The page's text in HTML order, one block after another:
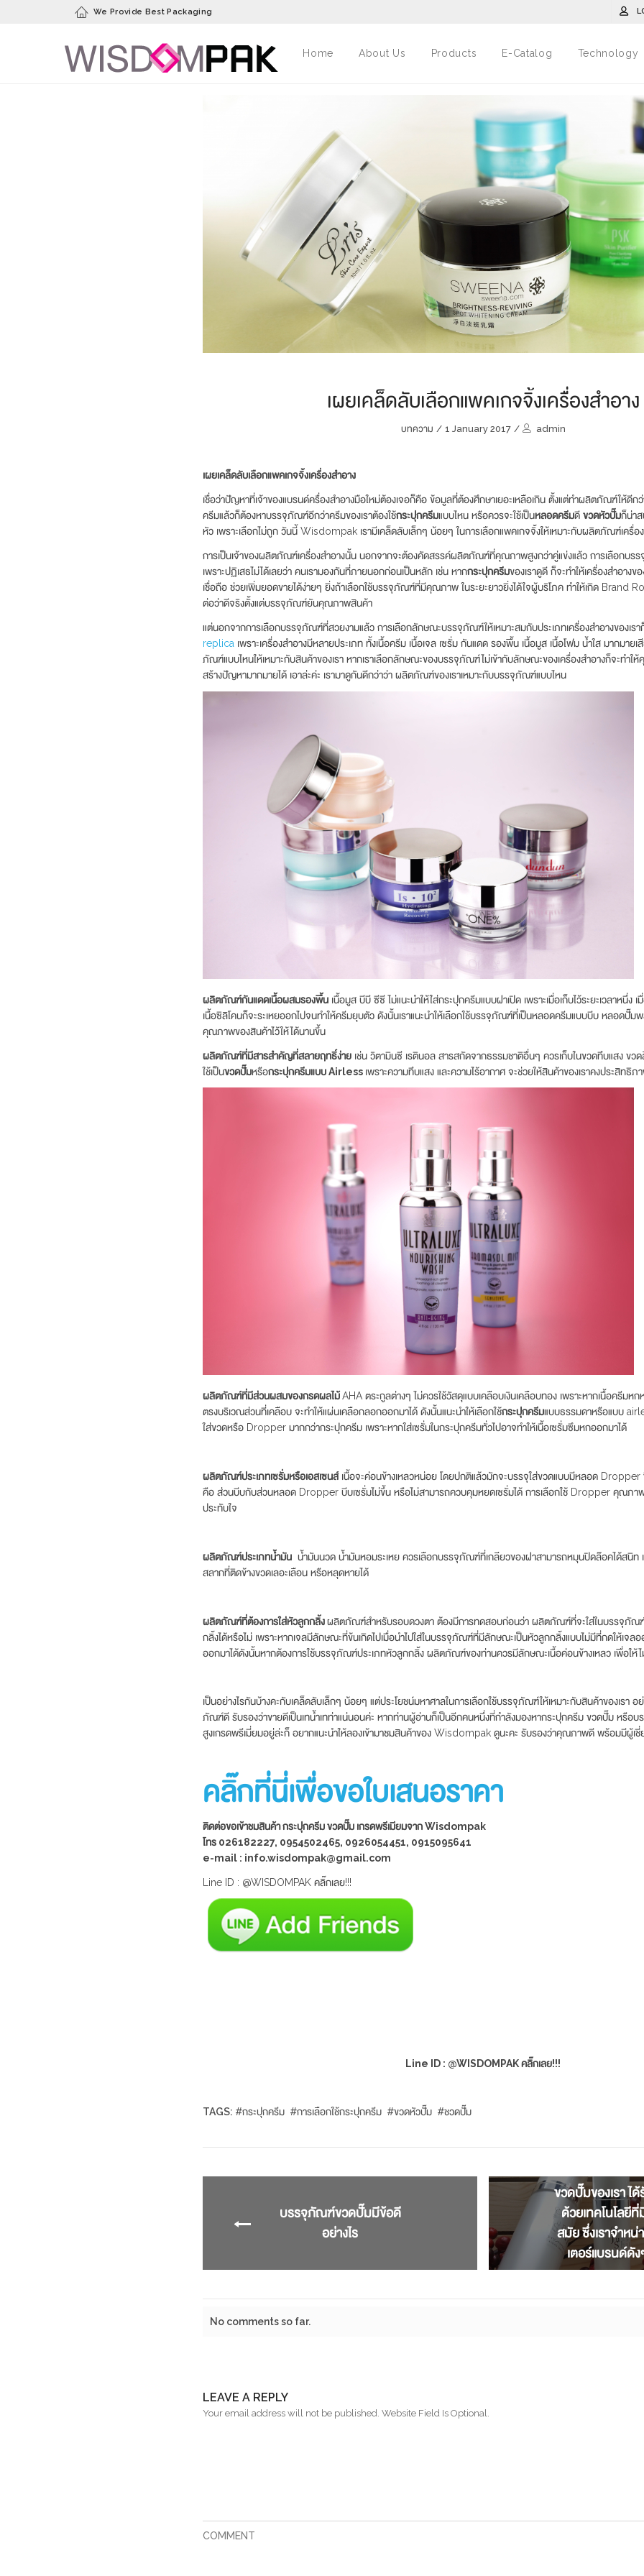
We Provide Best Packaging
Home About Us Products E-Catalog Technology
เผยเคล็ดลับเลือกแพคเกจจิ้งเครื่องสำอาง
บทความ / 1 January 2017 / admin
เผยเคล็ดลับเลือกแพคเกจจิ้งเครื่องสำอาง
เชื่อว่าปัญหาที่เจ้าของแบรนด์ครื่องสำอางมือใหม่ต้องเจอก็คือ ข้อมูลที่ต้องศึกษาเยอะเหลือเกิน ตั้งแต่ทำผลิตภัณฑ์ให้ดีกว่
ครีมแล้วก็ต้องหาบรรจุภัณฑ์อีกว่าครีมของเราต้องใช้กระปุกครีมแบบไหน หรือควรจะใช้เป็นหลอดครีมดี ขวดหัวปั๊มก็น่า
หัว เพราะเลือกไม่ถูก วันนี้ Wisdompak เรามีเคล็ดลับเล็กๆ น้อยๆ ในการเลือกแพคเกจจิ้งให้เหมาะกับผลิตภัณฑ์เครื่อ
การเป็นเจ้าของผลิตภัณฑ์เครื่องสำอางนั้น นอกจากจะต้องคัดสรรค์ผลิตภัณฑ์ที่คุณภาพสูงกว่าคู่แข่งแล้ว การเลือกบ
เพราะปฏิเสธไม่ได้เลยว่า คนเรามองกันที่ภายนอกก่อนเป็นหลัก เช่น หากกระปุกครีมของเราดูดี ก็จะทำให้เครื่องสำอาง
เชื่อถือ ช่วยเพิ่มยอดขายได้ง่ายๆ ยิ่งถ้าเลือกใช้บรรจุภัณฑ์ที่มีคุณภาพ ในระยะยาวยิ่งได้ใจผู้บริโภค ทำให้เกิด Brand
ต่อว่าดีจริงตั้งแต่บรรจุภัณฑ์ยันคุณภาพสินค้า
แต่นอกจากการเลือกบรรจุภัณฑ์ที่สวยงามแล้ว การเลือกลักษณะบรรจุภัณฑ์ให้เหมาะสมกับประเภทเครื่องสำอางของเรา
replica เพราะเครื่องสำอางมีหลายประเภท ทั้งเนื้อครีม เนื้อเจล เซรั่ม กันแดด รองพื้น เนื้อมูส เนื้อโฟม น้ำใส มากมายเ
ภัณฑ์แบบไหนให้เหมาะกับสินค้าของเรา หากเราเลือกลักษณะของบรรจุภัณฑ์ไม่เข้ากับลักษณะของเครื่องสำอางก็จะทำใ
สร้างปัญหามากมายได้ เอาล่ะค่ะ เรามาดูกันดีกว่าว่า ผลิตภัณฑ์ของเราเหมาะกับบรรจุภัณฑ์แบบไหน
ผลิตภัณฑ์กันแดดเนื้อผสมรองพื้น เนื้อมูส บีบี ซีซี ไม่แนะนำให้ใส่กระปุกครีมแบบฝาเปิด เพราะเมื่อเก็บไว้ระยะเวลาหนึ่ง
เนื้อซิลิโคนก็จะระเหยออกไปจนทำให้ครีมยุบตัว ดังนั้นเราแนะนำให้เลือกใช้บรรจุภัณฑ์ที่เป็นหลอดครีมแบบบีบ หลอดปั๊ม
คุณภาพของสินค้าไว้ให้ได้นานขึ้น
ผลิตภัณฑ์ที่มีสารสำคัญที่สลายฤทธิ์ง่าย เช่น วิตามินซี เรตินอล สารสกัดจากธรรมชาติอื่นๆ ควรเก็บในขวดทึบแสง ขวด
ใช้เป็นขวดปั๊มหรือกระปุกครีมแบบAirless เพราะความทึบแสง และความไร้อากาศ จะช่วยให้สินค้าของเราคงประสิทธิภ
ผลิตภัณฑ์ที่มีส่วนผสมของกรดผลไม้AHA ตระกูลต่างๆ ไม่ควรใช้วัสดุแบบเคลือบเงินเคลือบทอง เพราะหากเนื้อครีมหก
ตรงบริเวณส่วนที่เคลือบ จะทำให้แผ่นเคลือกลอกออกมาได้ ดังนั้นแนะนำให้เลือกใช้กระปุกครีมแบบธรรมดาหรือแบบ
ใส่ขวดหรือ Dropper มากกว่ากระปุกครีม เพราะหากใส่เซรั่มในกระปุกครีมทั่วไปอาจทำให้เนื้อเซรั่มซึมหกออกมาได้
ผลิตภัณฑ์ประเภทเซรั่มหรือเอสเซนส์เนื้อจะค่อนข้างเหลวหน่อย โดยปกติแล้วมักจะบรรจุใส่ขวดแบบมีหลอด
คือ ส่วนบีบกับส่วนหลอด Dropper บีบเซรั่มไม่ขึ้น หรือไม่สามารถควบคุมหยดเซรั่มได้ การเลือกใช้ Dropper คุณภาพ
ประทับใจ
ผลิตภัณฑ์ประเภทน้ำมัน น้ำมันนวด น้ำมันหอมระเหย ควรเลือกบรรจุภัณฑ์ที่เกลียวของฝาสามารถหมุนปิดล๊อคได้สนิท
สลากที่ติดข้างขวดเลอะเลือน หรือหลุดหายได้
ผลิตภัณฑ์ที่ต้องการใส่หัวลูกกลิ้งผลิตภัณฑ์สำหรับรอบดวงตา ต้องมีการทดสอบก่อนว่า ผลิตภัณฑ์ที่จะใส่ในบรรจุภัณ
กลิ้งได้หรือไม่ เพราะหากเจลมีลักษณะที่ข้นเกิดไปเมื่อนำไปใส่ในบรรจุภัณฑ์ที่มีลักษณะเป็นหัวลูกกลิ้งแบบไม่มีที่กดให้เจลอ
ออกมาได้ดังนั้นหากต้องการใช้บรรจุภัณฑ์ประเภทหัวลูกกลิ้ง ผลิตภัณฑ์ของท่านควรมีลักษณะเนื้อค่อนข้างเหลว เพื่อให้
เป็นอย่างไรกันบ้างคะกับเคล็ดลับเล็กๆ น้อยๆ แต่ประโยชน์มหาศาลในการเลือกใช้บรรจุภัณฑ์ให้เหมาะกับสินค้าของเรา
ภัณฑ์ดี รับรองว่าขายดีเป็นเทน้ำเทท่าแน่นอนค่ะ หากท่านผู้อ่านก็เป็นอีกคนหนึ่งที่กำลังมองหากระปุกครีม ขวดปั๊ม หรือ
สูงเกรดพรีเมี่ยมอยู่ล่ะก็ อยากแนะนำให้ลองเข้ามาชมสินค้าของ Wisdompak ดูนะคะ รับรองว่าคุณภาพดี พร้อมมีผู้เชี่
คลิ๊กที่นี่เพื่อขอใบเสนอราคา
ติดต่อขอเข้าชมสินค้า กระปุกครีม ขวดปั๊ม เกรดพรีเมียมจาก Wisdompak
โทร 026182227, 0954502465, 0926054451, 0915095641
e-mail : info.wisdompak@gmail.com
Line ID : @WISDOMPAK คลิ๊กเลย!!!
Line ID : @WISDOMPAK คลิ๊กเลย!!!
TAGS: #กระปุกครีม #การเลือกใช้กระปุกครีม #ขวดหัวปั๊ม #ชวดปั๊ม
ขวดปั๊มของเรา ไ
ด้วยเทคโนโลยี
สมัย ซึ่งเราจำหน่
เตอร์แบรนด์ดัง
บรรจุภัณฑ์ขวดปั๊มมีข้อดี
อย่างไร
No comments so far.
LEAVE A REPLY
Your email address will not be published. Website Field Is Optional.
COMMENT